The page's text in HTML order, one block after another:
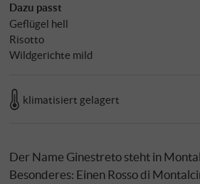
Dazu passt
Geflügel hell
Risotto
Wildgerichte mild
klimatisiert gelagert
Der Name Ginestreto steht in
Besonderes: Einen Rosso di